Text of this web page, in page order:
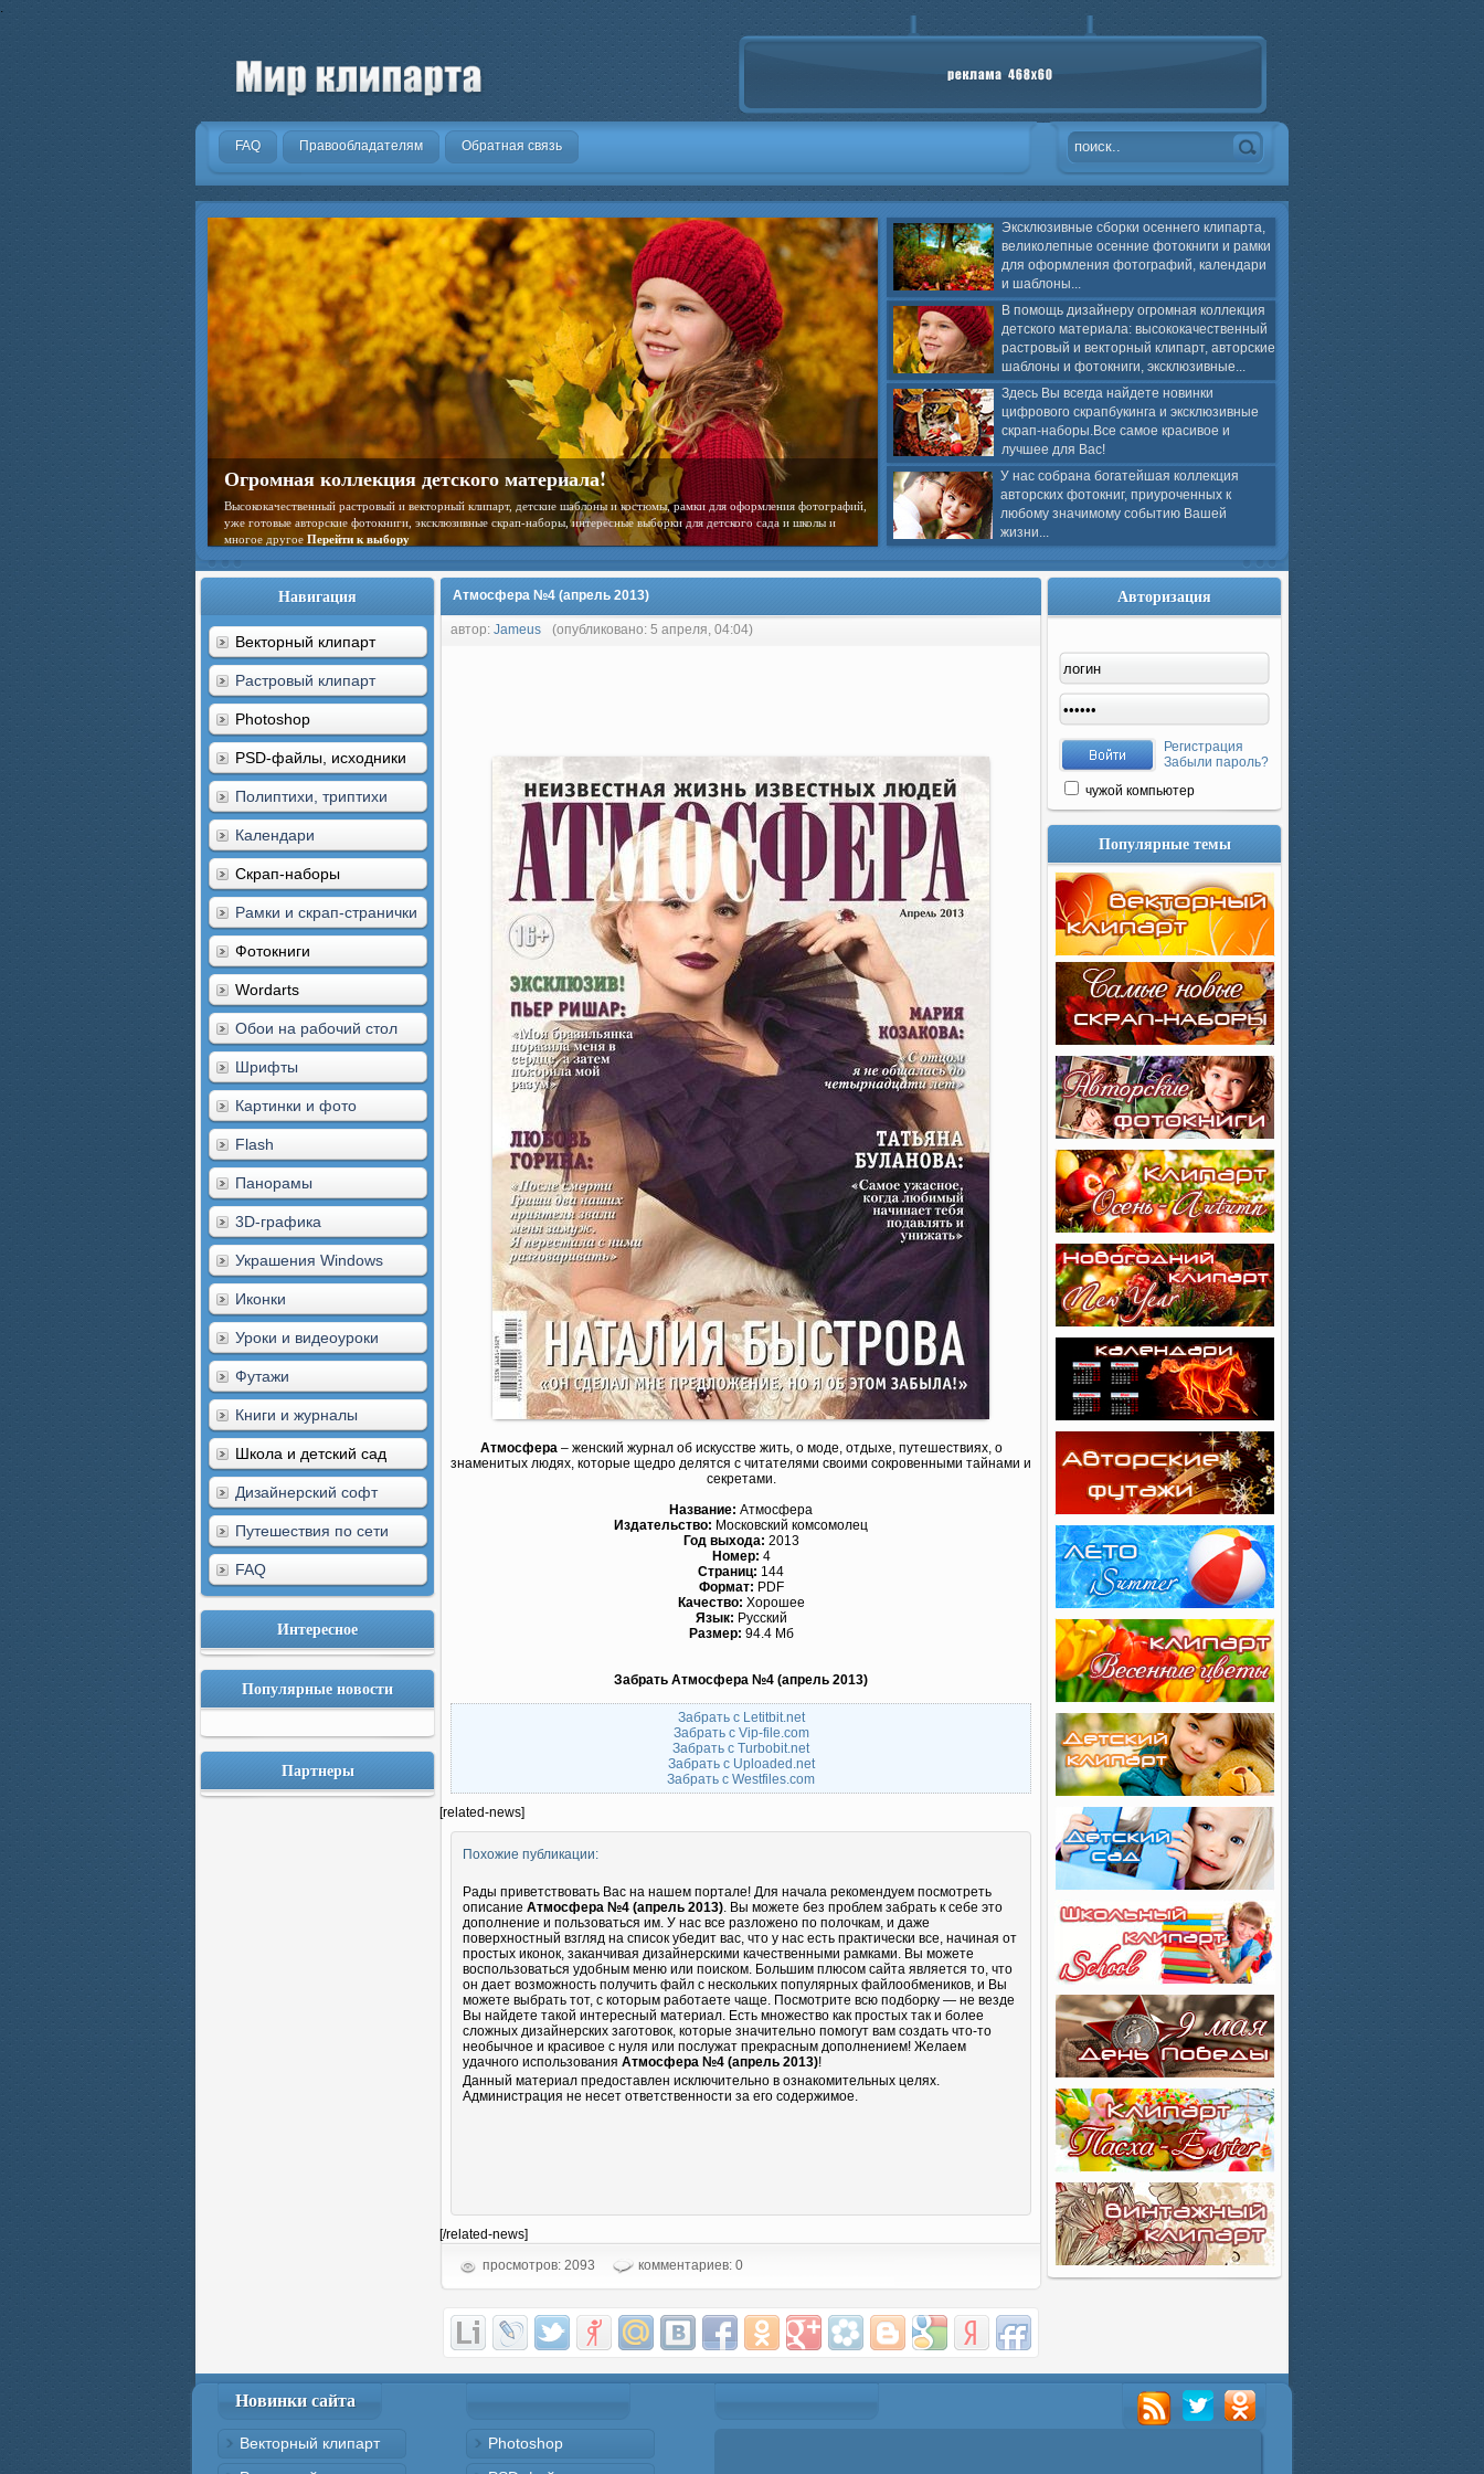
.
FAQ Правообладателям Обратная связь
Эксклюзивные сборки осеннего клипарта,
великолепные осенние фотокниги и рамки
для оформления фотографий, календари
и шаблоны...
В помощь дизайнеру огромная коллекция
детского материала: высококачественный
растровый и векторный клипарт, авторские
шаблоны и фотокниги, эксклюзивные...
Здесь Вы всегда найдете новинки
цифрового скрапбукинга и эксклюзивные
скрап-наборы.Все самое красивое и
лучшее для Вас!
У нас собрана богатейшая коллекция
авторских фотокниг, приуроченных к
любому значимому событию Вашей
жизни...
Огромная коллекция детского материала!
Высококачественный растровый и векторный клипарт, детские шаблоны и костюмы, рамки для оформления фотографий,
уже готовые авторские фотокниги, эксклюзивные скрап-наборы, интересные выборки для детского сада и школы и
многое другое Перейти к выбору
Навигация
Векторный клипарт
Растровый клипарт
Photoshop
PSD-файлы, исходники
Полиптихи, триптихи
Календари
Скрап-наборы
Рамки и скрап-странички
Фотокниги
Wordarts
Обои на рабочий стол
Шрифты
Картинки и фото
Flash
Панорамы
3D-графика
Украшения Windows
Иконки
Уроки и видеоуроки
Футажи
Книги и журналы
Школа и детский сад
Дизайнерский софт
Путешествия по сети
FAQ
Интересное
Популярные новости
Партнеры
Атмосфера №4 (апрель 2013)
автор: Jameus (опубликовано: 5 апреля, 04:04)
Атмосфера– женский журнал об искусстве жить, о моде, отдыхе, путешествиях, о
знаменитых людях, которые щедро делятся с читателями своими сокровенными тайнами и
секретами.
Название: Атмосфера
Издательство: Московский комсомолец
Год выхода: 2013
Номер: 4
Страниц: 144
Формат: PDF
Качество: Хорошее
Язык: Русский
Размер: 94.4 Мб
Забрать Атмосфера №4 (апрель 2013)
Забрать с Letitbit.net
Забрать с Vip-file.com
Забрать с Turbobit.net
Забрать с Uploaded.net
Забрать с Westfiles.com
[related-news]
Похожие публикации:
Рады приветствовать Вас на нашем портале! Для начала рекомендуем посмотреть
описание Атмосфера №4 (апрель 2013). Вы можете без проблем забрать к себе это
дополнение и пользоваться им. У нас все разложено по полочкам, и даже
поверхностный взгляд на список убедит вас, что у нас есть практически все, начиная от
простых иконок, заканчивая дизайнерскими качественными рамками. Вы можете
воспользоваться удобным меню или поиском. Большим плюсом сайта является то, что
он дает возможность получить файл с нескольких популярных файлообмеников, и Вы
можете выбрать тот, с которым работаете чаще. Посмотрите всю подборку — не везде
Вы найдете такой интересный материал. Есть множество как простых так и более
сложных дизайнерских заготовок, которые значительно помогут вам создать что-то
необычное и красивое с нуля или послужат прекрасным дополнением! Желаем
удачного использования Атмосфера №4 (апрель 2013)!
Данный материал предоставлен исключительно в ознакомительных целях.
Администрация не несет ответственности за его содержимое.
[/related-news]
просмотров: 2093
комментариев: 0
Авторизация
Регистрация
Забыли пароль?
чужой компьютер
Популярные темы
Новинки сайта
Векторный клипарт
Photoshop